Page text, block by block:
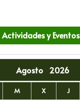
Actividades y Eventos
Agosto 2026
M X J